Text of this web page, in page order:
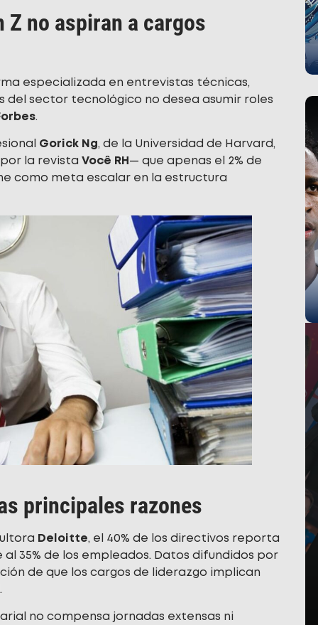
no aspiran a cargos
especializada en entrevistas técnicas,
del sector tecnológico no desea asumir roles
.
Gorick Ng, de la Universidad de Harvard,
la revista Você RH — que apenas el 2% de
como meta escalar en la estructura
principales razones
Deloitte, el 40% de los directivos reporta
35% de los empleados. Datos difundidos por
de que los cargos de liderazgo implican
no compensa jornadas extensas ni